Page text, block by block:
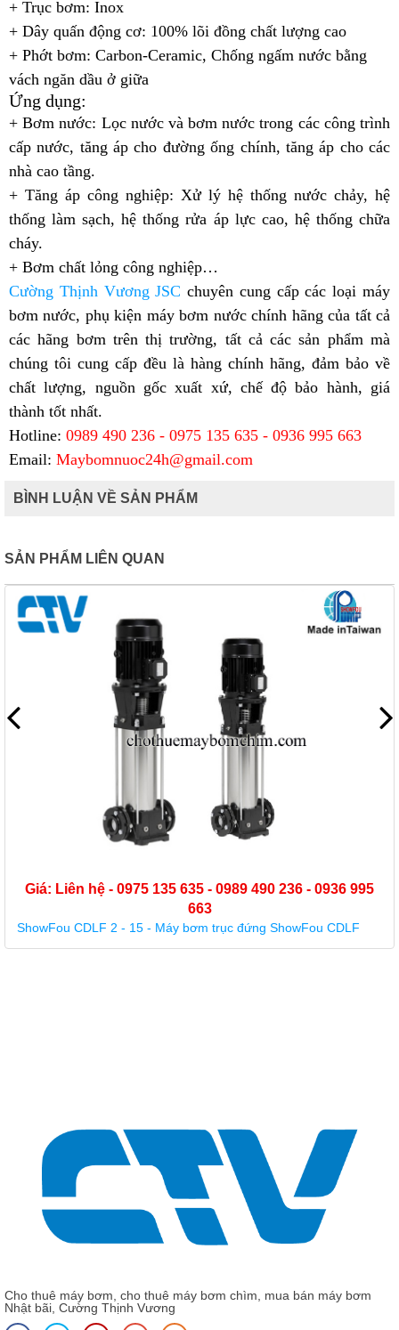
+ Trục bơm: Inox
+ Dây quấn động cơ: 100% lõi đồng chất lượng cao
+ Phớt bơm: Carbon-Ceramic, Chống ngấm nước bằng
vách ngăn dầu ở giữa
Ứng dụng:
+ Bơm nước: Lọc nước và bơm nước trong các công trình
cấp nước, tăng áp cho đường ống chính, tăng áp cho các
nhà cao tầng.
+ Tăng áp công nghiệp: Xử lý hệ thống nước chảy, hệ
thống làm sạch, hệ thống rửa áp lực cao, hệ thống chữa
cháy.
+ Bơm chất lỏng công nghiệp…
Cường Thịnh Vương JSC chuyên cung cấp các loại máy
bơm nước, phụ kiện máy bơm nước chính hãng của tất cả
các hãng bơm trên thị trường, tất cả các sản phẩm mà
chúng tôi cung cấp đều là hàng chính hãng, đảm bảo về
chất lượng, nguồn gốc xuất xứ, chế độ bảo hành, giá
thành tốt nhất.
Hotline: 0989 490 236 - 0975 135 635 - 0936 995 663
Email: Maybomnuoc24h@gmail.com
BÌNH LUẬN VỀ SẢN PHẨM
SẢN PHẨM LIÊN QUAN
Cho thuê máy bơm, cho thuê máy bơm chìm, mua bán máy bơm
Nhật bãi, Cường Thịnh Vương